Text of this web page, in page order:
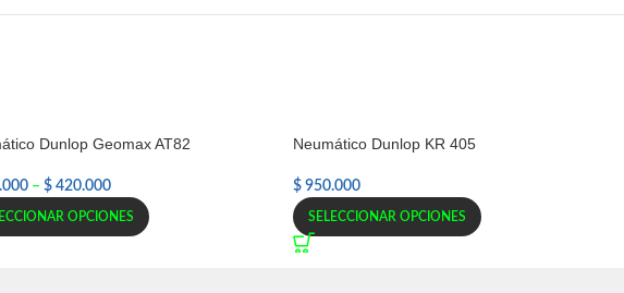
Dunlop Geomax AT82
– $420.000
OPCIONES
Neumático Dunlop KR 405
$ 950.000
SELECCIONAR OPCIONES